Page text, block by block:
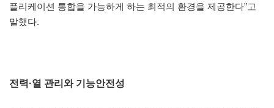
플리케이션 통합을 가능하게 하는 최적의 환경을 제공한다”고
말했다.
전력·열 관리와 기능안전성